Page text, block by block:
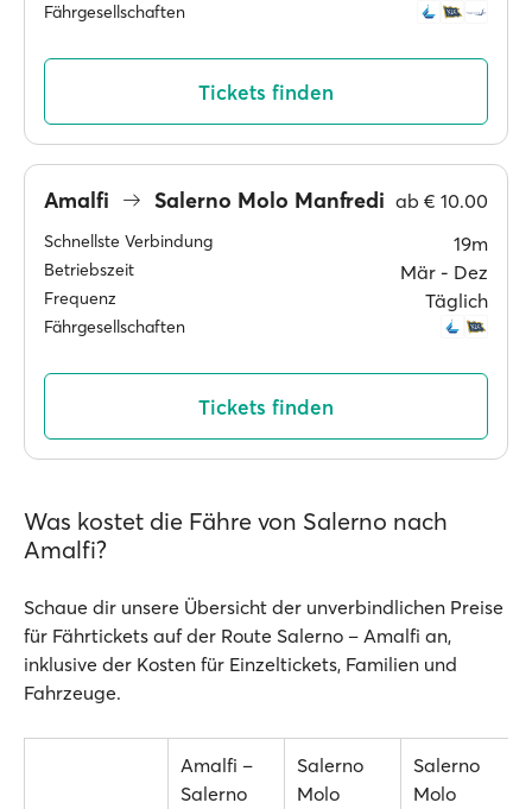
Fährgesellschaften
Tickets finden
Amalfi Salerno Molo Manfredi ab € 10.00
Schnellste Verbindung 19m
Betriebszeit Mär ‐ Dez
Frequenz Täglich
Fährgesellschaften
Tickets finden
Was kostet die Fähre von Salerno nach
Amalfi?
Schaue dir unsere Übersicht der unverbindlichen Preise
für Fährtickets auf der Route Salerno – Amalfi an,
inklusive der Kosten für Einzeltickets, Familien und
Fahrzeuge.
Amalfi –
Salerno
Salerno
Molo
Salerno
Molo